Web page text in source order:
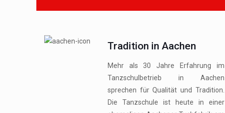
Tradition in Aachen
Mehr als 30 Jahre Erfahrung im
Tanzschulbetrieb in Aachen
sprechen für Qualität und Tradition.
Die Tanzschule ist heute in einer